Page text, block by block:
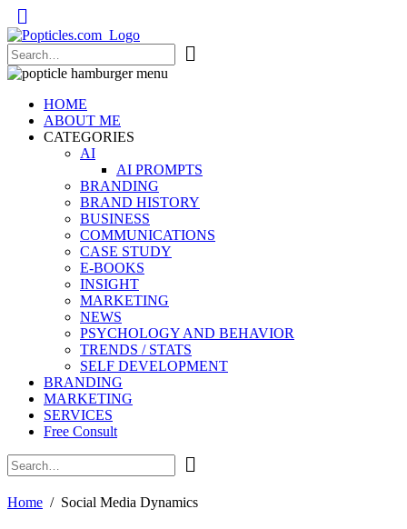
Popticles.com
HOME
ABOUT ME
CATEGORIES
AI
AI PROMPTS
BRANDING
BRAND HISTORY
BUSINESS
COMMUNICATIONS
CASE STUDY
E-BOOKS
INSIGHT
MARKETING
NEWS
PSYCHOLOGY AND BEHAVIOR
TRENDS / STATS
SELF DEVELOPMENT
BRANDING
MARKETING
SERVICES
Free Consult
Home Social Media Dynamics